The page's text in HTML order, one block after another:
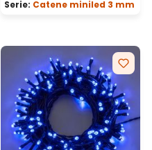
Serie: Catene miniled 3 mm